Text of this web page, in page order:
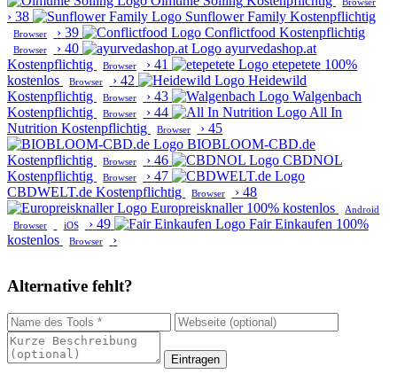
› 38 Sunflower Family Kostenpflichtig
Browser › 39 Conflictfood Kostenpflichtig
Browser › 40
ayurvedashop.at
Kostenpflichtig
Browser › 41 etepetete 100%
kostenlos
Browser › 42
Heidewild
Kostenpflichtig
Browser › 43
Walgenbach
Kostenpflichtig
Browser › 44
All In
Nutrition Kostenpflichtig Browser › 45
BIOBLOOM-CBD.de
Kostenpflichtig
Browser › 46
CBDNOL
Kostenpflichtig
Browser › 47
CBDWELT.de Kostenpflichtig Browser › 48
Europreisknaller 100% kostenlos
Android
Browser
iOS › 49 Fair Einkaufen 100%
kostenlos
Browser ›
Alternative fehlt?
Eintragen